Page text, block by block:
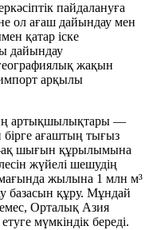
пайдалануға
ол ағаш дайындау мен
қатар іске
дайындау
жақын
арқылы
артықшылықтары —
ағаштың тығыз
ақ шығын құрылымына
жүйелі шешудің
жылына 1 млн м³
базасын құру. Мұндай
Орталық Азия
мүмкіндік береді.